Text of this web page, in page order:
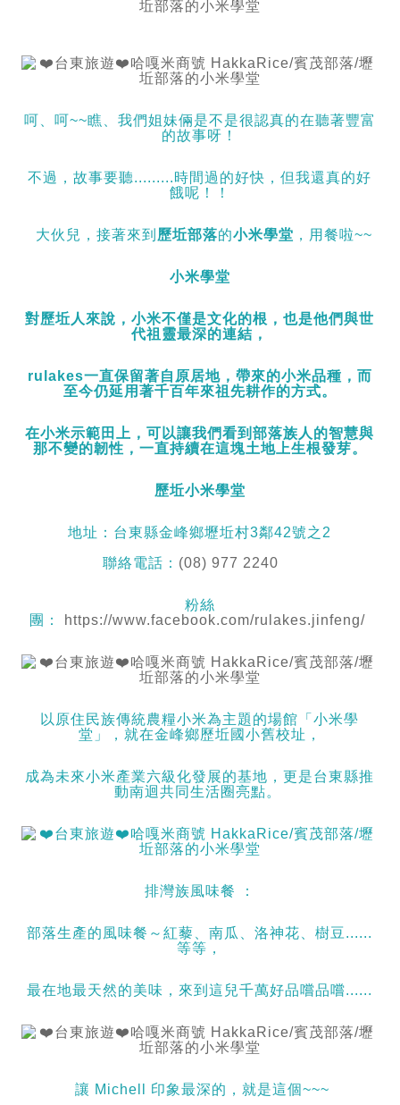
呵、呵~~瞧、我們姐妹倆是不是很認真的在聽著豐富
的故事呀！
不過，故事要聽.........時間過的好快，但我還真的好
餓呢！！
大伙兒，接著來到 歷坵部落的小米學堂 ，用餐啦~~
小米學堂
對歷坵人來說，小米不僅是文化的根，也是他們與世
代祖靈最深的連結，
rulakes一直保留著自原居地，帶來的小米品種，而
至今仍延用著千百年來祖先耕作的方式。
在小米示範田上，可以讓我們看到部落族人的智慧與
那不變的韌性，一直持續在這塊土地上生根發芽。
歷坵小米學堂
地址：台東縣金峰鄉壢坵村3鄰42號之2
聯絡電話： (08) 977 2240
粉絲
團：
https://www.facebook.com/rulakes.jinfeng/
以原住民族傳統農糧小米為主題的場館「小米學
堂」，就在金峰鄉歷坵國小舊校址，
成為未來小米產業六級化發展的基地，更是台東縣推
動南迴共同生活圈亮點。
排灣族風味餐 ：
部落生產的風味餐～紅藜、南瓜、洛神花、樹豆......
等等，
最在地最天然的美味，來到這兒千萬好品嚐品嚐......
讓 Michell 印象最深的，就是這個~~~